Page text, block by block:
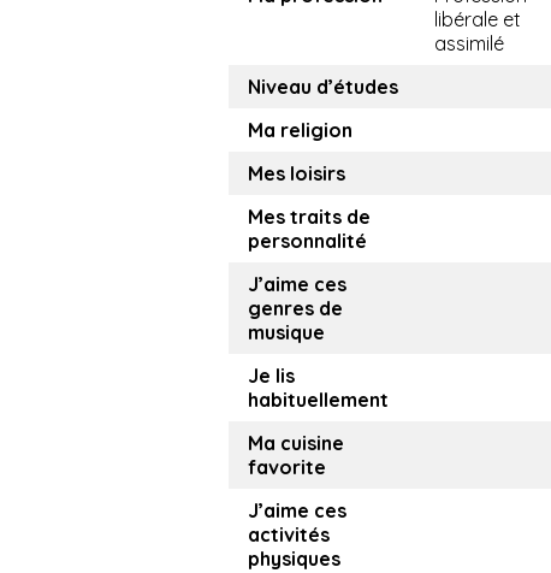
libérale et
assimilé
Niveau d’études
Ma religion
Mes loisirs
Mes traits de
personnalité
J’aime ces
genres de
musique
Je lis
habituellement
Ma cuisine
favorite
J’aime ces
activités
physiques